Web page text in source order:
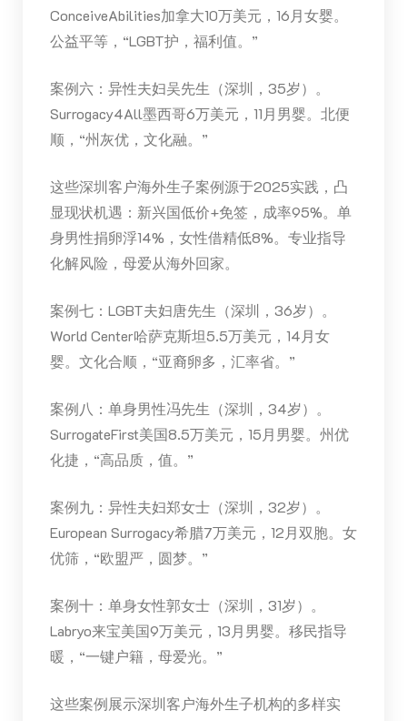
ConceiveAbilities加拿大10万美元，16月女婴。
公益平等，“LGBT护，福利值。”
案例六：异性夫妇吴先生（深圳，35岁）。
Surrogacy4All墨西哥6万美元，11月男婴。北便
顺，“州灰优，文化融。”
这些深圳客户海外生子案例源于2025实践，凸
显现状机遇：新兴国低价+免签，成率95%。单
身男性捐卵浮14%，女性借精低8%。专业指导
化解风险，母爱从海外回家。
案例七：LGBT夫妇唐先生（深圳，36岁）。
World Center哈萨克斯坦5.5万美元，14月女
婴。文化合顺，“亚裔卵多，汇率省。”
案例八：单身男性冯先生（深圳，34岁）。
SurrogateFirst美国8.5万美元，15月男婴。州优
化捷，“高品质，值。”
案例九：异性夫妇郑女士（深圳，32岁）。
European Surrogacy希腊7万美元，12月双胞。女
优筛，“欧盟严，圆梦。”
案例十：单身女性郭女士（深圳，31岁）。
Labryo来宝美国9万美元，13月男婴。移民指导
暖，“一键户籍，母爱光。”
这些案例展示深圳客户海外生子机构的多样实